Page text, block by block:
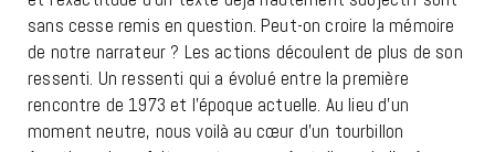
sans cesse remis en question. Peut-on croire la mémoire
de notre narrateur ? Les actions découlent de plus de son
ressenti. Un ressenti qui a évolué entre la première
rencontre de 1973 et l’époque actuelle. Au lieu d’un
moment neutre, nous voilà au cœur d’un tourbillon